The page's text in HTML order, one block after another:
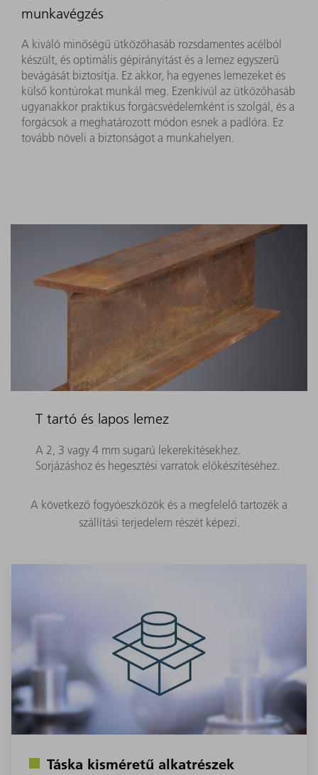
munkavégzés
A kiváló minőségű ütközőhasáb rozsdamentes acélból
készült, és optimális gépirányítást és a lemez egyszerű
bevágását biztosítja. Ez akkor, ha egyenes lemezeket és
külső kontúrokat munkál meg. Ezenkívül az ütközőhasáb
ugyanakkor praktikus forgácsvédelemként is szolgál, és a
forgácsok a meghatározott módon esnek a padlóra. Ez
tovább növeli a biztonságot a munkahelyen.
T tartó és lapos lemez
A 2, 3 vagy 4 mm sugarú lekerekítésekhez.
Sorjázáshoz és hegesztési varratok előkészítéséhez.
A következő fogyóeszközök és a megfelelő tartozék a
szállítási terjedelem részét képezi.
Táska kisméretű alkatrészek